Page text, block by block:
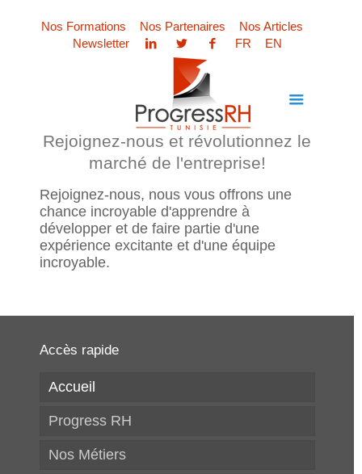
Nos Formations Nos Partenaires
Nos Articles
Newsletter
FR EN
Rejoignez-nous et révolutionnez le
marché de l'entreprise!
Rejoignez-nous, nous vous offrons une
chance incroyable d'apprendre à
développer et de faire partie d'une
expérience excitante et d'une équipe
incroyable.
Accès rapide
Accueil
Progress RH
Nos Métiers